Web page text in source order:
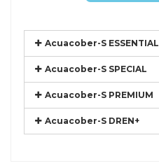
Acuacober-S ESSENTIAL
Acuacober-S SPECIAL
Acuacober-S PREMIUM
Acuacober-S DREN+